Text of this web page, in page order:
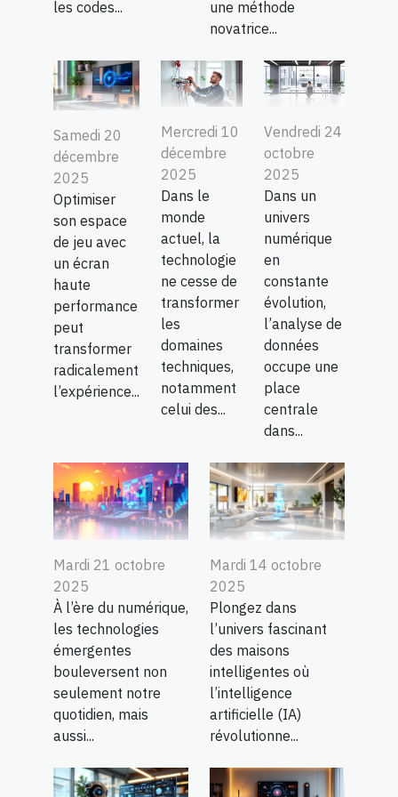
les codes...
une méthode
novatrice...
Samedi 20
décembre
2025
Optimiser
son espace
de jeu avec
un écran
haute
performance
peut
transformer
radicalement
l’expérience...
Mercredi 10
décembre
2025
Dans le
monde
actuel, la
technologie
ne cesse de
transformer
les
domaines
techniques,
notamment
celui des...
Vendredi 24
octobre
2025
Dans un
univers
numérique
en
constante
évolution,
l’analyse de
données
occupe une
place
centrale
dans...
Mardi 21 octobre
2025
À l’ère du numérique,
les technologies
émergentes
bouleversent non
seulement notre
quotidien, mais
aussi...
Mardi 14 octobre
2025
Plongez dans
l’univers fascinant
des maisons
intelligentes où
l’intelligence
artificielle (IA)
révolutionne...